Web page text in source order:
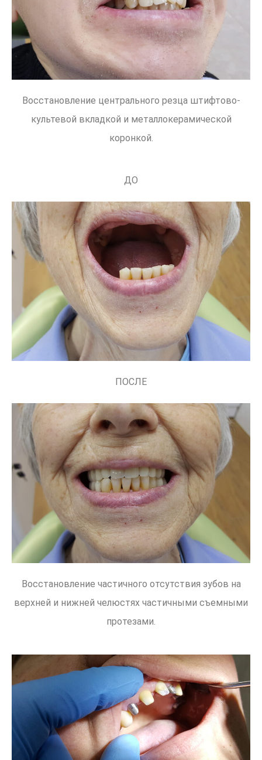
Восстановление центрального резца штифтово-
культевой вкладкой и металлокерамической
коронкой.
ДО
ПОСЛЕ
Восстановление частичного отсутствия зубов на
верхней и нижней челюстях частичными съемными
протезами.